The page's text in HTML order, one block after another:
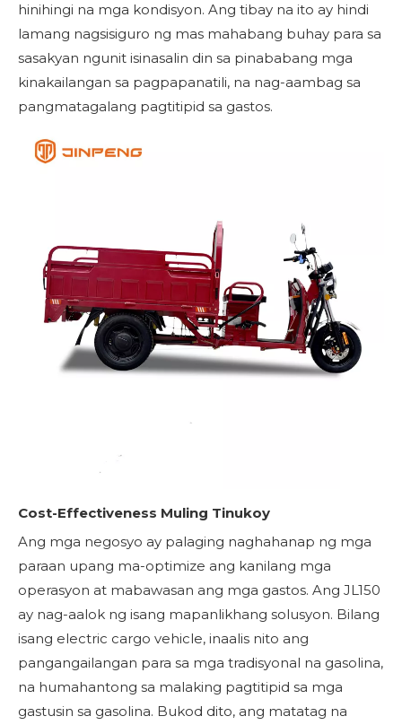
hinihingi na mga kondisyon. Ang tibay na ito ay hindi
lamang nagsisiguro ng mas mahabang buhay para sa
sasakyan ngunit isinasalin din sa pinababang mga
kinakailangan sa pagpapanatili, na nag-aambag sa
pangmatagalang pagtitipid sa gastos.
Cost-Effectiveness Muling Tinukoy
Ang mga negosyo ay palaging naghahanap ng mga
paraan upang ma-optimize ang kanilang mga
operasyon at mabawasan ang mga gastos. Ang JL150
ay nag-aalok ng isang mapanlikhang solusyon. Bilang
isang electric cargo vehicle, inaalis nito ang
pangangailangan para sa mga tradisyonal na gasolina,
na humahantong sa malaking pagtitipid sa mga
gastusin sa gasolina. Bukod dito, ang matatag na